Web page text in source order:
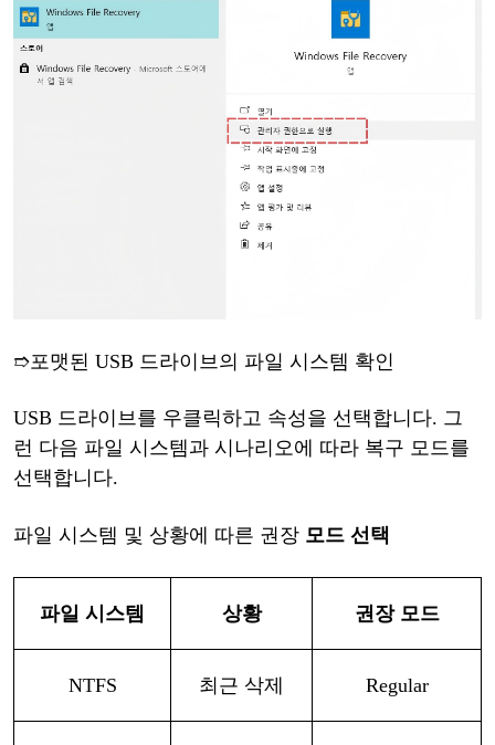
➱포맷된 USB 드라이브의 파일 시스템 확인
USB 드라이브를 우클릭하고 속성을 선택합니다. 그
런 다음 파일 시스템과 시나리오에 따라 복구 모드를
선택합니다.
파일 시스템 및 상황에 따른 권장 모드 선택
파일 시스템 상황 권장 모드
NTFS 최근 삭제 Regular